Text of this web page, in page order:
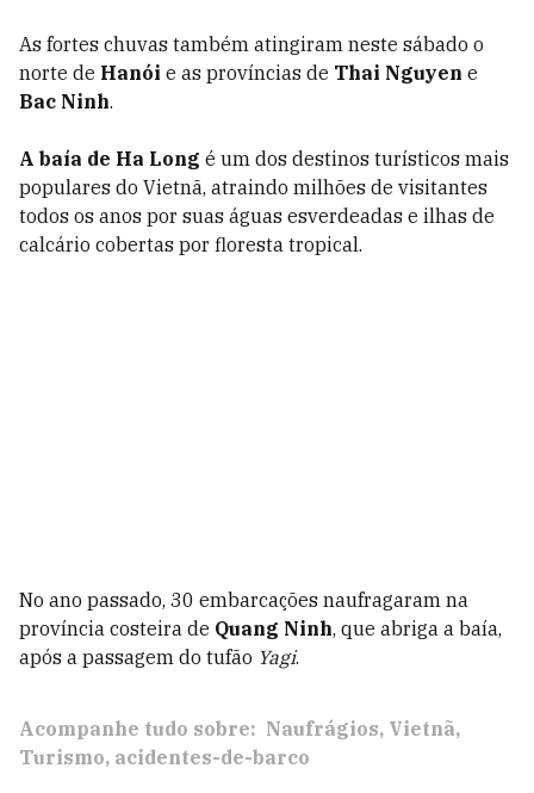
As fortes chuvas também atingiram neste sábado o
norte de Hanói e as províncias de Thai Nguyen e
Bac Ninh.
A baía de Ha Long é um dos destinos turísticos mais
populares do Vietnã, atraindo milhões de visitantes
todos os anos por suas águas esverdeadas e ilhas de
calcário cobertas por floresta tropical.
No ano passado, 30 embarcações naufragaram na
província costeira de Quang Ninh, que abriga a baía,
após a passagem do tufão Yagi.
Acompanhe tudo sobre: Naufrágios Vietnã
Turismo acidentes-de-barco